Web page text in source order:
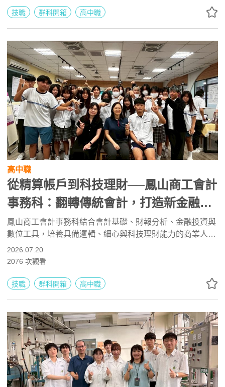
家服務、長照機構及銀髮產業。
技職 群科開箱 高中職
高中職
從精算帳戶到科技理財──鳳山商工會計
事務科：翻轉傳統會計，打造新金融時
代的數據職人
鳳山商工會計事務科結合會計基礎、財報分析、金融投資與
數位工具，培養具備邏輯、細心與科技理財能力的商業人
才。學生可考取會計資訊、電腦軟體應用與門市服務證照，
並透過專題研究、產業參訪及國稅局志工累積實務經驗，未
金融、零售與行政相關工作。
2026.07.20
2076 次觀看
技職 群科開箱 高中職